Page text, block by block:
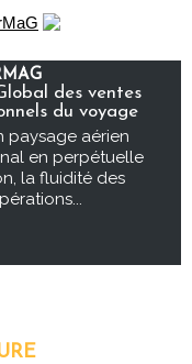
des ventes
du voyage
paysage aérien
en perpétuelle
la fluidité des